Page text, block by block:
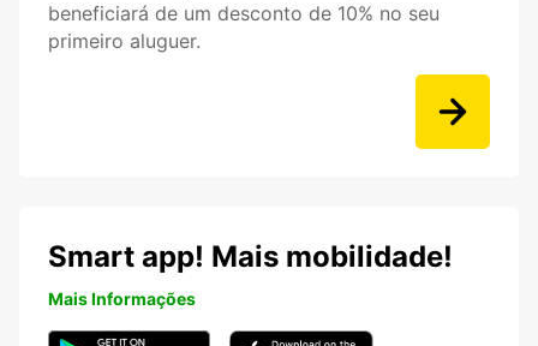
beneficiará de um desconto de 10% no seu
primeiro aluguer.
Smart app! Mais mobilidade!
Mais Informações